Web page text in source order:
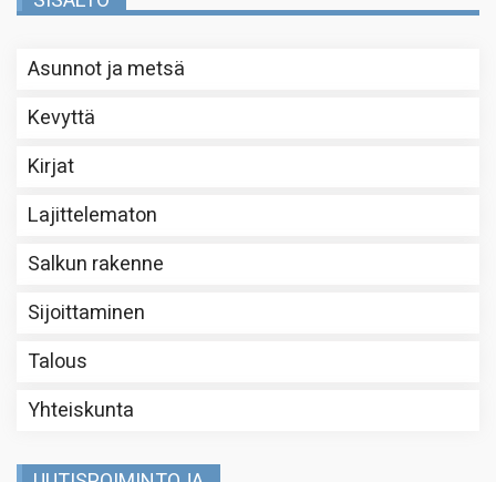
Asunnot ja metsä
Kevyttä
Kirjat
Lajittelematon
Salkun rakenne
Sijoittaminen
Talous
Yhteiskunta